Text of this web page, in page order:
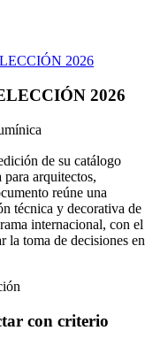
2026
de su catálogo
arquitectos,
reúne una
técnica y decorativa de
internacional, con el
la toma de decisiones en
con criterio